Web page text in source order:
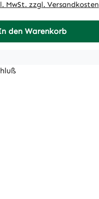
MwSt. zzgl. Versandkosten
den Warenkorb